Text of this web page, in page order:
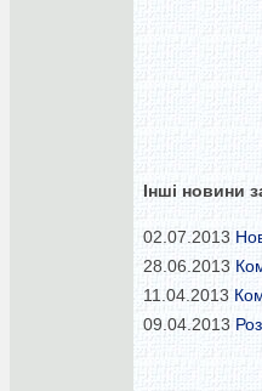
Інші новини
02.07.2013
28.06.2013
11.04.2013
09.04.2013